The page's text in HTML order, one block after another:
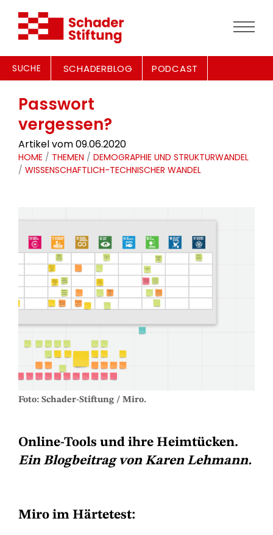
SUCHE SCHADERBLOG PODCAST
Passwort
vergessen?
Artikel vom 09.06.2020
HOME / THEMEN / DEMOGRAPHIE UND STRUKTURWANDEL
/ WISSENSCHAFTLICH-TECHNISCHER WANDEL
Foto: Schader-Stiftung / Miro.
Online-Tools und ihre Heimtücken.
Ein Blogbeitrag von Karen Lehmann.
Miro im Härtetest: